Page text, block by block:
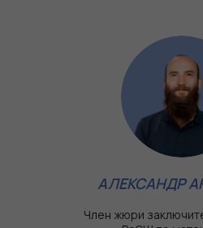
АЛЕКСАНДР
Член жюри